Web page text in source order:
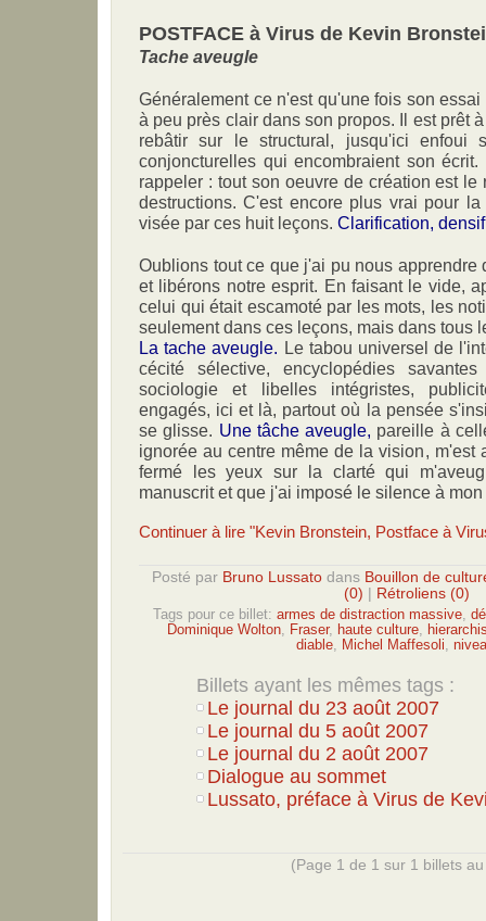
POSTFACE à Virus de Kevin
Tache aveugle
Généralement ce n'est qu'une fois son
à peu près clair dans son propos. Il est prêt
rebâtir sur le structural, jusqu'ici enfoui
conjoncturelles qui encombraient son
rappeler : tout son oeuvre de création est le
destructions. C'est encore plus vrai pour
visée par ces huit leçons. Clarification,
Oublions tout ce que j'ai pu nous apprendre
et libérons notre esprit. En faisant le vide,
celui qui était escamoté par les mots, les
seulement dans ces leçons, mais dans tous
La tache aveugle. Le tabou universel de
cécité sélective, encyclopédies
sociologie et libelles intégristes,
engagés, ici et là, partout où la pensée
se glisse. Une tâche aveugle, pareille à
ignorée au centre même de la vision, m'est
fermé les yeux sur la clarté qui
manuscrit et que j'ai imposé le silence à
Continuer à lire "Kevin Bronstein, Postface à
Posté par Bruno Lussatodans Bouillon de
(0)
Rétroliens (0)
Tags pour ce billet: armes de distraction massive
Dominique Wolton
Fraser, haute culture
diable
Michel Maffesoli
Billets ayant les mêmes tags :
Le journal du 23 août 2007
Le journal du 5 août 2007
Le journal du 2 août 2007
Dialogue au sommet
Lussato, préface à Virus de
(Page 1 de 1 sur 1 billets